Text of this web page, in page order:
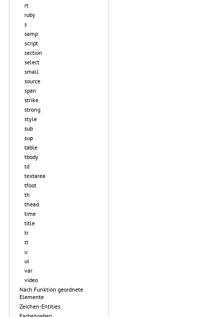
rt
ruby
s
samp
script
section
select
small
source
span
strike
strong
style
sub
sup
table
tbody
td
textarea
tfoot
th
thead
time
title
tr
tt
u
ul
var
video
Nach Funktion geordnete
Elemente
Zeichen-Entities